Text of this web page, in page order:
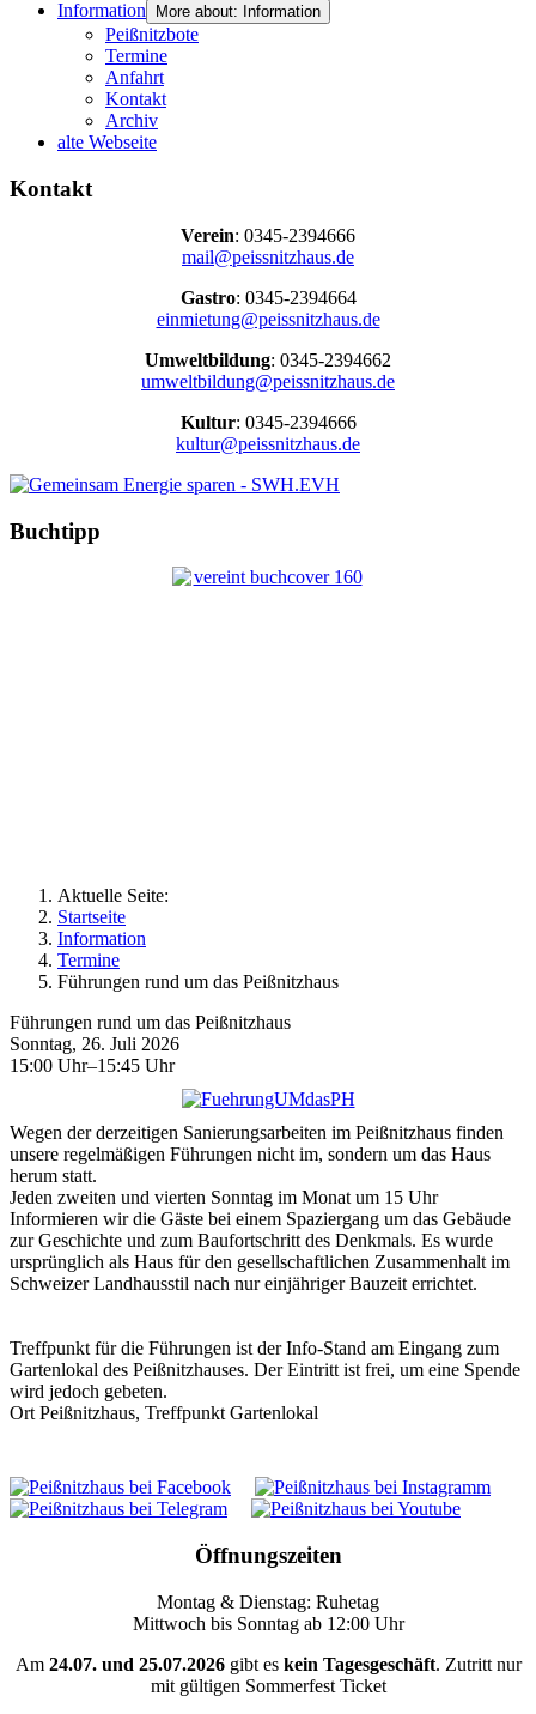
Information
More about: Information
Peißnitzbote
Termine
Anfahrt
Kontakt
Archiv
alte Webseite
Kontakt
Verein: 0345-2394666
mail@peissnitzhaus.de
Gastro: 0345-2394664
einmietung@peissnitzhaus.de
Umweltbildung: 0345-2394662
umweltbildung@peissnitzhaus.de
Kultur: 0345-2394666
kultur@peissnitzhaus.de
Buchtipp
Aktuelle Seite:
Startseite
Information
Termine
Führungen rund um das Peißnitzhaus
Führungen rund um das Peißnitzhaus
Sonntag, 26. Juli 2026
15:00 Uhr–15:45 Uhr
Wegen der derzeitigen Sanierungsarbeiten im Peißnitzhaus finden
unsere regelmäßigen Führungen nicht im, sondern um das Haus
herum statt.
Jeden zweiten und vierten Sonntag im Monat um 15 Uhr
Informieren wir die Gäste bei einem Spaziergang um das Gebäude
zur Geschichte und zum Baufortschritt des Denkmals. Es wurde
ursprünglich als Haus für den gesellschaftlichen Zusammenhalt im
Schweizer Landhausstil nach nur einjähriger Bauzeit errichtet.
Treffpunkt für die Führungen ist der Info-Stand am Eingang zum
Gartenlokal des Peißnitzhauses. Der Eintritt ist frei, um eine Spende
wird jedoch gebeten.
Ort Peißnitzhaus, Treffpunkt Gartenlokal
Öffnungszeiten
Montag & Dienstag: Ruhetag
Mittwoch bis Sonntag ab 12:00 Uhr
Am 24.07. und 25.07.2026gibt eskein Tagesgeschäft. Zutritt nur
mit gültigen Sommerfest Ticket